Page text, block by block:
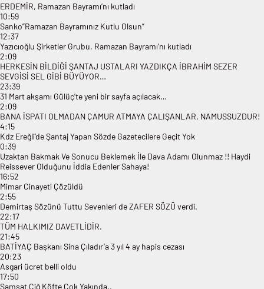
ERDEMİR, Ramazan Bayramı’nı kutladı
10:59
Sanko”Ramazan Bayramınız Kutlu Olsun”
12:37
Yazıcıoğlu Şirketler Grubu, Ramazan Bayramı’nı kutladı
2:09
HERKESİN BİLDİĜİ ŞANTAJ USTALARI YAZDIKÇA İBRAHİM SEZER
SEVGİSİ SEL GİBİ BÜYÜYOR…
23:39
31 Mart akşamı Gülüç’te yeni bir sayfa açılacak…
2:09
BANA İSPATI OLMADAN ÇAMUR ATMAYA ÇALIŞANLAR, NAMUSSUZDUR!
4:15
Kdz Ereğli’de Şantaj Yapan Sözde Gazetecilere Geçit Yok
0:39
Uzaktan Bakmak Ve Sonucu Beklemek İle Dava Adamı Olunmaz !! Haydi
Reissever Olduğunu İddia Edenler Sahaya!
16:52
Mimar Cinayeti Çözüldü
2:55
Demirtaş Sözünü Tuttu Sevenleri de ZAFER SÖZÜ verdi.
22:17
TÜM HALKIMIZ DAVETLİDİR.
21:45
BATİYAÇ Başkanı Sina Çıladır’a 3 yıl 4 ay hapis cezası
20:23
Asgari ücret belli oldu
17:50
Samsat Çiğ Köfte Çok Yakında..